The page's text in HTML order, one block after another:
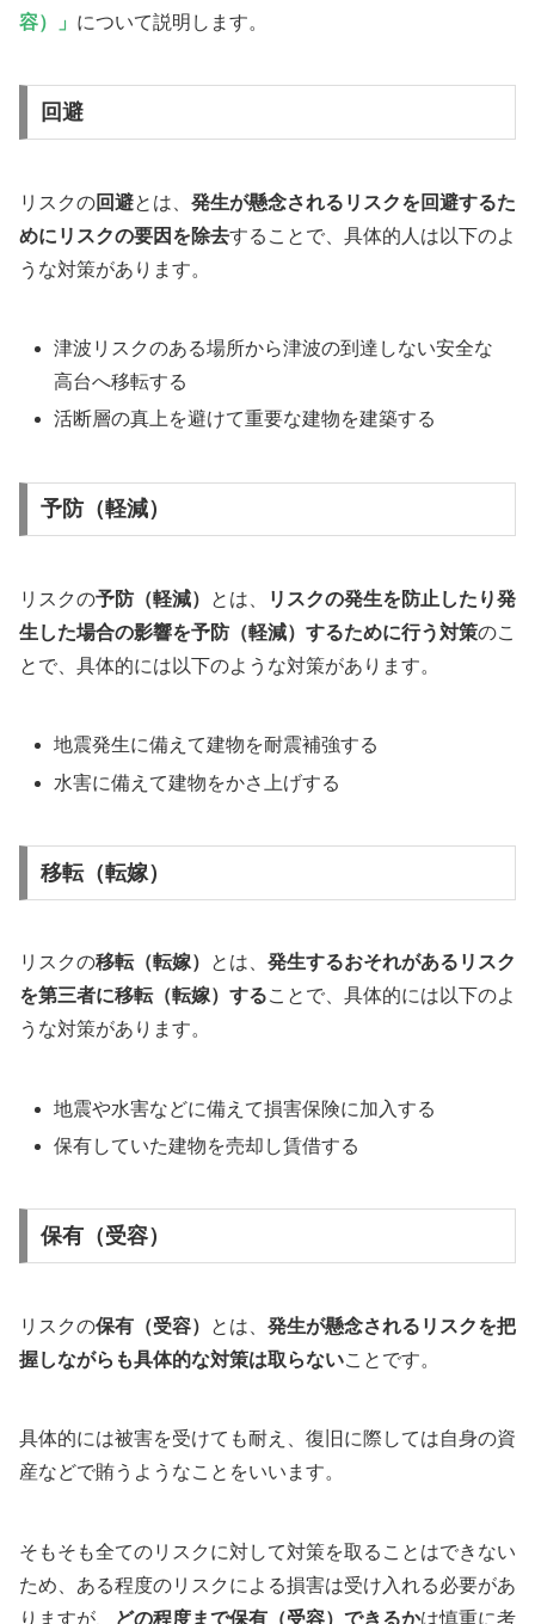
容）」 について説明します。
回避
リスクの回避とは、 発生が懸念されるリスクを回避するた
めにリスクの要因を除去することで、具体的人は以下のよ
うな対策があります。
津波リスクのある場所から津波の到達しない安全な
高台へ移転する
活断層の真上を避けて重要な建物を建築する
予防（軽減）
リスクの予防（軽減） とは、
リスクの発生を防止したり発
生した場合の影響を予防（軽減）するために行う対策のこ
とで、具体的には以下のような対策があります。
地震発生に備えて建物を耐震補強する
水害に備えて建物をかさ上げする
移転（転嫁）
リスクの移転（転嫁） とは、 発生するおそれがあるリスク
を第三者に移転（転嫁）することで、具体的には以下のよ
うな対策があります。
地震や水害などに備えて損害保険に加入する
保有していた建物を売却し賃借する
保有（受容）
リスクの保有（受容） とは、 発生が懸念されるリスクを把
握しながらも具体的な対策は取らないことです。
具体的には被害を受けても耐え、復旧に際しては自身の資
産などで賄うようなことをいいます。
そもそも全てのリスクに対して対策を取ることはできない
ため、ある程度のリスクによる損害は受け入れる必要があ
りますが、
どの程度まで保有（受容）できるかは慎重に考